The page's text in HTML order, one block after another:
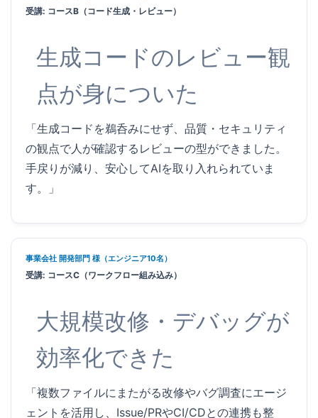
受講: コースB（コード生成・レビュー）
生成コードのレビュー観
点が身についた
「生成コードを鵜呑みにせず、品質・セキュリティ
の観点で人が確認するレビューの型ができました。
手戻りが減り、安心してAIを取り入れられていま
す。」
事業会社 開発部門 様（エンジニア10名）
受講: コースC（ワークフロー組み込み）
大規模改修・デバッグが
効率化できた
「複数ファイルにまたがる改修やバグ調査にエージ
ェントを活用し、Issue/PRやCI/CDとの連携も整